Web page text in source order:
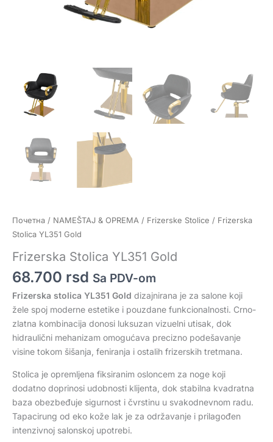
Почетна / NAMEŠTAJ & OPREMA / Frizerske Stolice / Frizerska
Stolica YL351 Gold
Frizerska Stolica YL351 Gold
68.700 rsd Sa PDV-om
Frizerska stolica YL351 Gold dizajnirana je za salone koji
žele spoj moderne estetike i pouzdane funkcionalnosti. Crno-
zlatna kombinacija donosi luksuzan vizuelni utisak, dok
hidraulični mehanizam omogućava precizno podešavanje
visine tokom šišanja, feniranja i ostalih frizerskih tretmana.
Stolica je opremljena fiksiranim osloncem za noge koji
dodatno doprinosi udobnosti klijenta, dok stabilna kvadratna
baza obezbeđuje sigurnost i čvrstinu u svakodnevnom radu.
Tapacirung od eko kože lak je za održavanje i prilagođen
intenzivnoj salonskoj upotrebi.